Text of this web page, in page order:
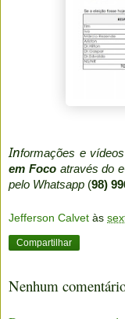
Informações e
em Focoatravés do
pelo Whatsapp (98)
Jefferson Calvet às
Compartilhar
Nenhum